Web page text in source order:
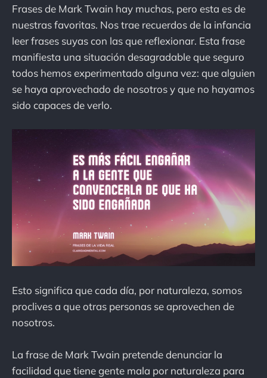
Frases de Mark Twain hay muchas, pero esta es de
nuestras favoritas. Nos trae recuerdos de la infancia
leer frases suyas con las que reflexionar. Esta frase
manifiesta una situación desagradable que seguro
todos hemos experimentado alguna vez: que alguien
se haya aprovechado de nosotros y que no hayamos
sido capaces de verlo.
Esto significa que cada día, por naturaleza, somos
proclives a que otras personas se aprovechen de
nosotros.
La frase de Mark Twain pretende denunciar la
facilidad que tiene gente mala por naturaleza para